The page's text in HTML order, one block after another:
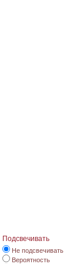
Подсвечивать
Не подсвечивать
Вероятность